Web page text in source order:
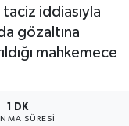
iddiasıyla
gözaltına
mahkemece
1 DK
SÜRESI